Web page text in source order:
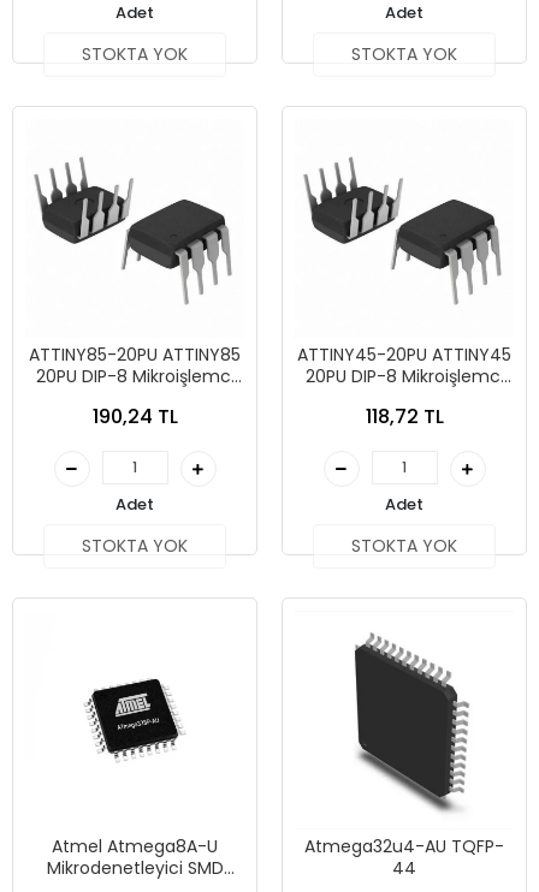
Adet
STOKTA YOK
Adet
STOKTA YOK
ATTINY85-20PU ATTINY85
20PU DIP-8 Mikroişlemci
190,24 TL
Adet
STOKTA YOK
ATTINY45-20PU ATTINY45
20PU DIP-8 Mikroişlemci
118,72 TL
Adet
STOKTA YOK
Atmel Atmega8A-U
Mikrodenetleyici SMD
Atmega32u4-AU TQFP-
44